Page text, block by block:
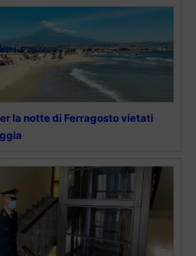
la notte di Ferragosto vietati